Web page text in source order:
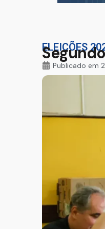
ELEIÇÕES
Publicado em